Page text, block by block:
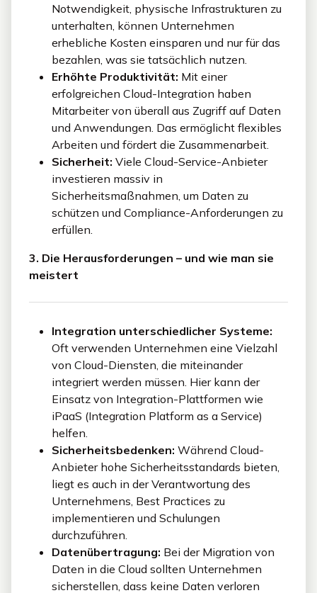
Notwendigkeit, physische Infrastrukturen zu
unterhalten, können Unternehmen
erhebliche Kosten einsparen und nur für das
bezahlen, was sie tatsächlich nutzen.
Erhöhte Produktivität: Mit einer
erfolgreichen Cloud-Integration haben
Mitarbeiter von überall aus Zugriff auf Daten
und Anwendungen. Das ermöglicht flexibles
Arbeiten und fördert die Zusammenarbeit.
Sicherheit: Viele Cloud-Service-Anbieter
investieren massiv in
Sicherheitsmaßnahmen, um Daten zu
schützen und Compliance-Anforderungen zu
erfüllen.
3. Die Herausforderungen – und wie man sie
meistert
Integration unterschiedlicher Systeme:
Oft verwenden Unternehmen eine Vielzahl
von Cloud-Diensten, die miteinander
integriert werden müssen. Hier kann der
Einsatz von Integration-Plattformen wie
iPaaS (Integration Platform as a Service)
helfen.
Sicherheitsbedenken: Während Cloud-
Anbieter hohe Sicherheitsstandards bieten,
liegt es auch in der Verantwortung des
Unternehmens, Best Practices zu
implementieren und Schulungen
durchzuführen.
Datenübertragung: Bei der Migration von
Daten in die Cloud sollten Unternehmen
sicherstellen, dass keine Daten verloren